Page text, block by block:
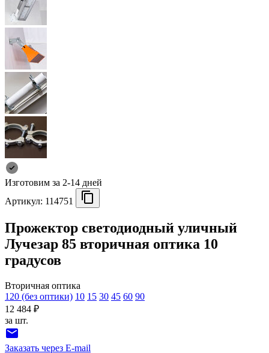
Изготовим за 2-14 дней
Артикул: 114751
Прожектор светодиодный уличный
Лучезар 85 вторичная оптика 10
градусов
Вторичная оптика
120 (без оптики) 10 15 30 45 60 90
12 484 ₽
за шт.
Заказать через E-mail